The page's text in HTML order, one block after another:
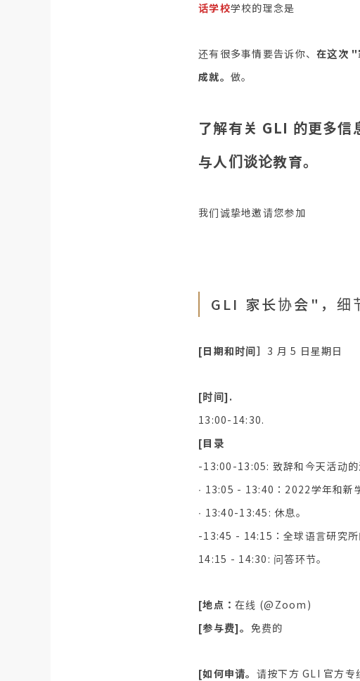
话学校学校的理念是
还有很多事情要告诉你、在这次 "
成就。 做。
了解有关 GLI 的更多信
与人们谈论教育。
我们诚挚地邀请您参加
GLI 家长协会"，细
[日期和时间］ 3 月 5 日星期日
[时间].
13:00-14:30.
[目录
-13:00-13:05: 致辞和今天活动的
∙ 13:05 - 13:40：2022学年和新
∙ 13:40-13:45: 休息。
-13:45 - 14:15：全球语言研究所
14:15 - 14:30: 问答环节。
[地点：在线 (@Zoom)
[参与费]。 免费的
[如何申请。 请按下方 GLI 官方专